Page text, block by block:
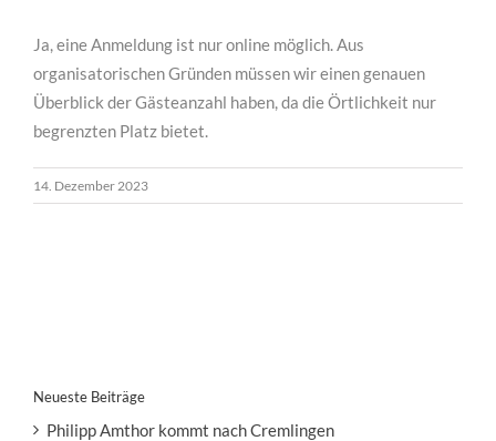
Ja, eine Anmeldung ist nur online möglich. Aus
organisatorischen Gründen müssen wir einen genauen
Überblick der Gästeanzahl haben, da die Örtlichkeit nur
begrenzten Platz bietet.
14. Dezember 2023
Neueste Beiträge
Philipp Amthor kommt nach Cremlingen